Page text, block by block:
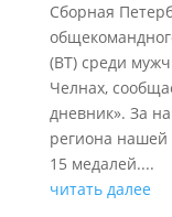
Сборная
(ВТ) среди
Челнах,
дневник». За
региона нашей
15 медалей....
читать далее